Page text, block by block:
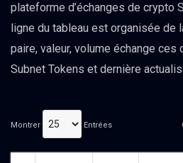
plateforme d’échanges de crypto
ligne du tableau est organisée de
paire, valeur, volume échange
Subnet Tokens et dernière
Montrer Entrées